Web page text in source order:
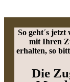
So geht´s
mit Ihren
erhalten, so
Die